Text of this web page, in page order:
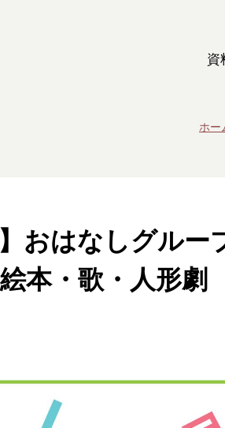
資
ホー
】おはなしグル
本・歌・人形劇